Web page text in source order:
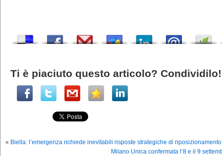
Ti è piaciuto questo articolo? Condividilo!
« Biella: l’emergenza richiede inevitabili risposte strategiche di
Milano Unica confermata l’8 e il 9